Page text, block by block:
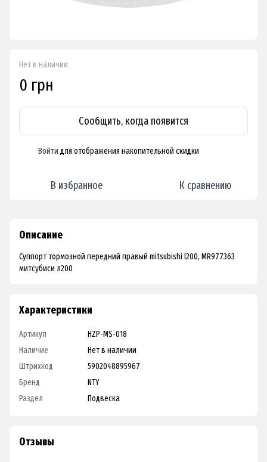
Нет в наличии
0 грн
Сообщить, когда появится
Войти для отображения накопительной скидки
В избранное К сравнению
Описание
Суппорт тормозной передний правый mitsubishi l200, MR977363
митсубиси л200
Характеристики
Артикул
HZP-MS-018
Наличие
Нет в наличии
Штрихкод
5902048895967
Бренд
NTY
Раздел
Подвеска
Отзывы